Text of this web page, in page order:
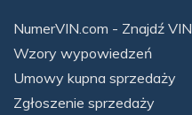
NumerVIN.com - Znajdź VIN
Wzory wypowiedzeń
Umowy kupna sprzedaży
Zgłoszenie sprzedaży